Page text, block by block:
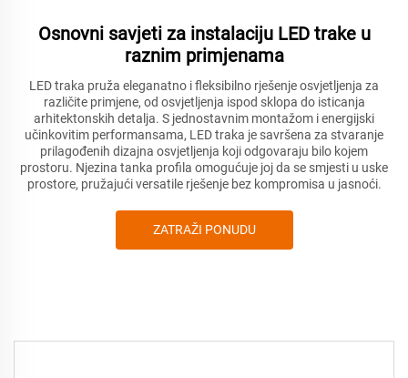
Osnovni savjeti za instalaciju LED trake u
raznim primjenama
LED traka pruža eleganatno i fleksibilno rješenje osvjetljenja za
različite primjene, od osvjetljenja ispod sklopa do isticanja
arhitektonskih detalja. S jednostavnim montažom i energijski
učinkovitim performansama, LED traka je savršena za stvaranje
prilagođenih dizajna osvjetljenja koji odgovaraju bilo kojem
prostoru. Njezina tanka profila omogućuje joj da se smjesti u uske
prostore, pružajući versatile rješenje bez kompromisa u jasnoći.
ZATRAŽI PONUDU